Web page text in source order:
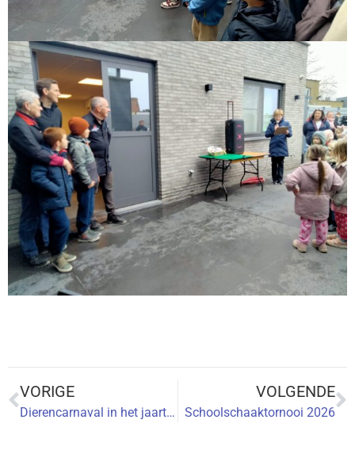
VORIGE
Dierencarnaval in het jaarthema van onze school! 🎭
VOLGENDE
Schoolschaaktornooi 2026